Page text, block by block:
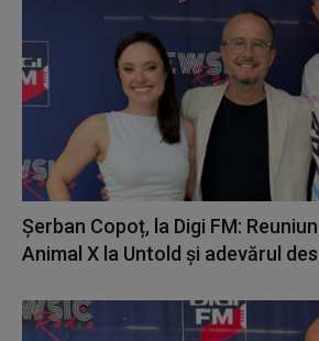
Șerban Copoț, la Digi FM:
Animal X la Untold și adevărul